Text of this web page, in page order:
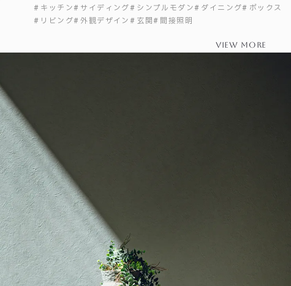
キッチン
サイディング シンプルモダン ダイニング
ボックス
リビング
外観デザイン 玄関 間接照明
view more